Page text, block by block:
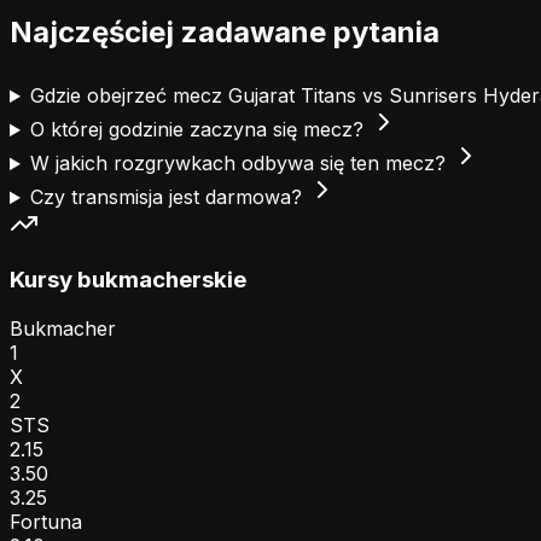
Najczęściej zadawane pytania
Gdzie obejrzeć mecz Gujarat Titans vs Sunrisers
O której godzinie zaczyna się mecz?
W jakich rozgrywkach odbywa się ten mecz?
Czy transmisja jest darmowa?
Kursy bukmacherskie
Bukmacher
1
X
2
STS
2.15
3.50
3.25
Fortuna